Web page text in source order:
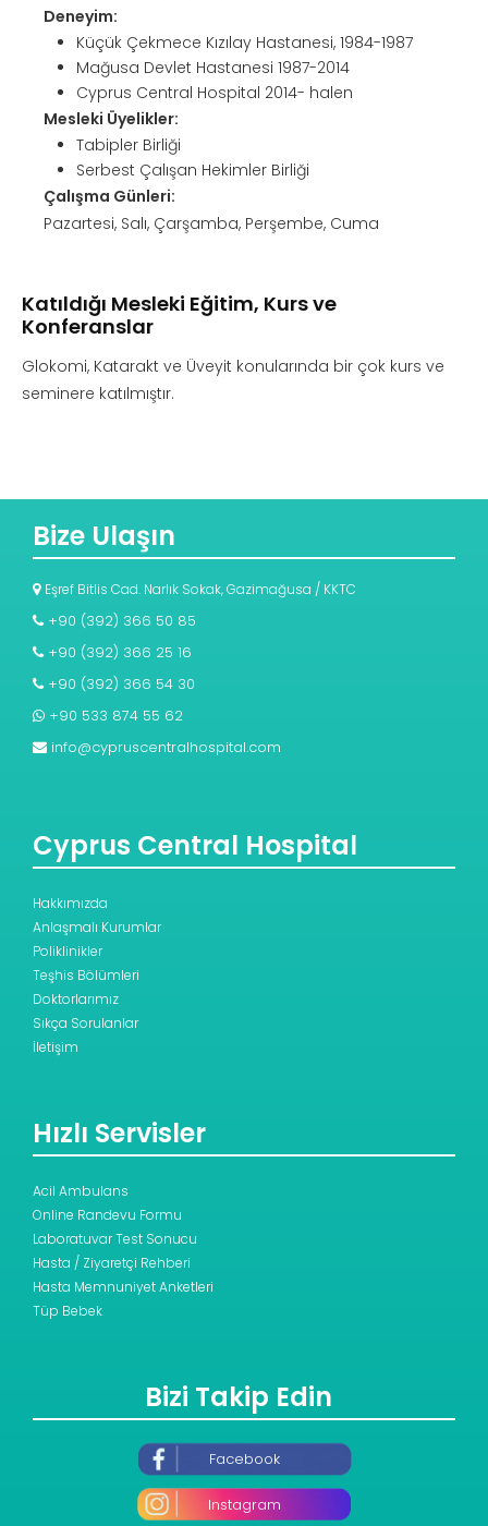
Deneyim:
Küçük Çekmece Kızılay Hastanesi, 1984-1987
Mağusa Devlet Hastanesi 1987-2014
Cyprus Central Hospital 2014- halen
Mesleki Üyelikler:
Tabipler Birliği
Serbest Çalışan Hekimler Birliği
Çalışma Günleri:
Pazartesi, Salı, Çarşamba, Perşembe, Cuma
Katıldığı Mesleki Eğitim, Kurs ve
Konferanslar
Glokomi, Katarakt ve Üveyit konularında bir çok kurs ve
seminere katılmıştır.
Bize Ulaşın
Eşref Bitlis Cad. Narlık Sokak, Gazimağusa / KKTC
+90 (392) 366 50 85
+90 (392) 366 25 16
+90 (392) 366 54 30
+90 533 874 55 62
info@cypruscentralhospital.com
Cyprus Central Hospital
Hakkımızda
Anlaşmalı Kurumlar
Poliklinikler
Teşhis Bölümleri
Doktorlarımız
Sıkça Sorulanlar
İletişim
Hızlı Servisler
Acil Ambulans
Online Randevu Formu
Laboratuvar Test Sonucu
Hasta / Ziyaretçi Rehberi
Hasta Memnuniyet Anketleri
Tüp Bebek
Bizi Takip Edin
Facebook
Instagram